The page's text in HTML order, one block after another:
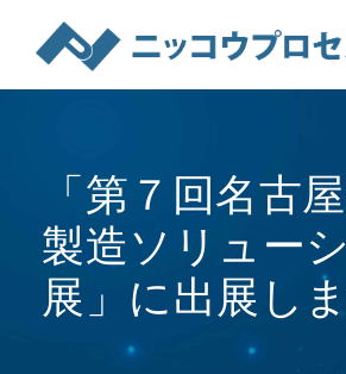
「第７回名古
製造ソリュー
展」に出展し